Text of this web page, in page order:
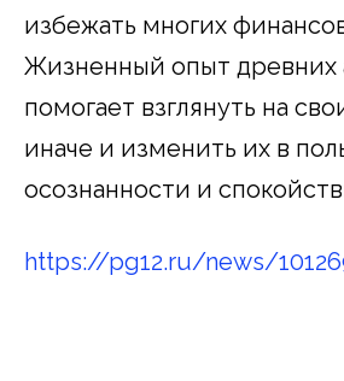
избежать многих
Жизненный опыт древних
помогает взглянуть на
иначе и изменить их в
осознанности и
https://pg12.ru/news/